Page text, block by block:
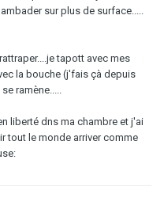
sur plus de surface.....
tapott avec mes
la bouche (j'fais çà depuis
ramène.....
liberté dns ma chambre et j'ai
tout le monde arriver comme